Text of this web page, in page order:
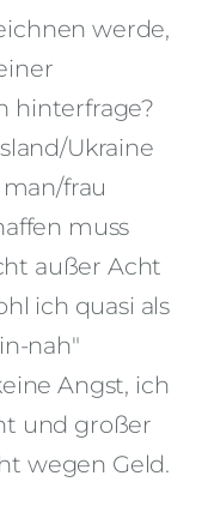
werde,
hinterfrage?
Ukraine
frau
muss
außer Acht
ich quasi als
nah"
Angst, ich
und großer
wegen Geld.